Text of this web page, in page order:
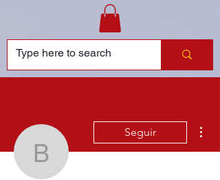
bianca.feria1709
Seguir